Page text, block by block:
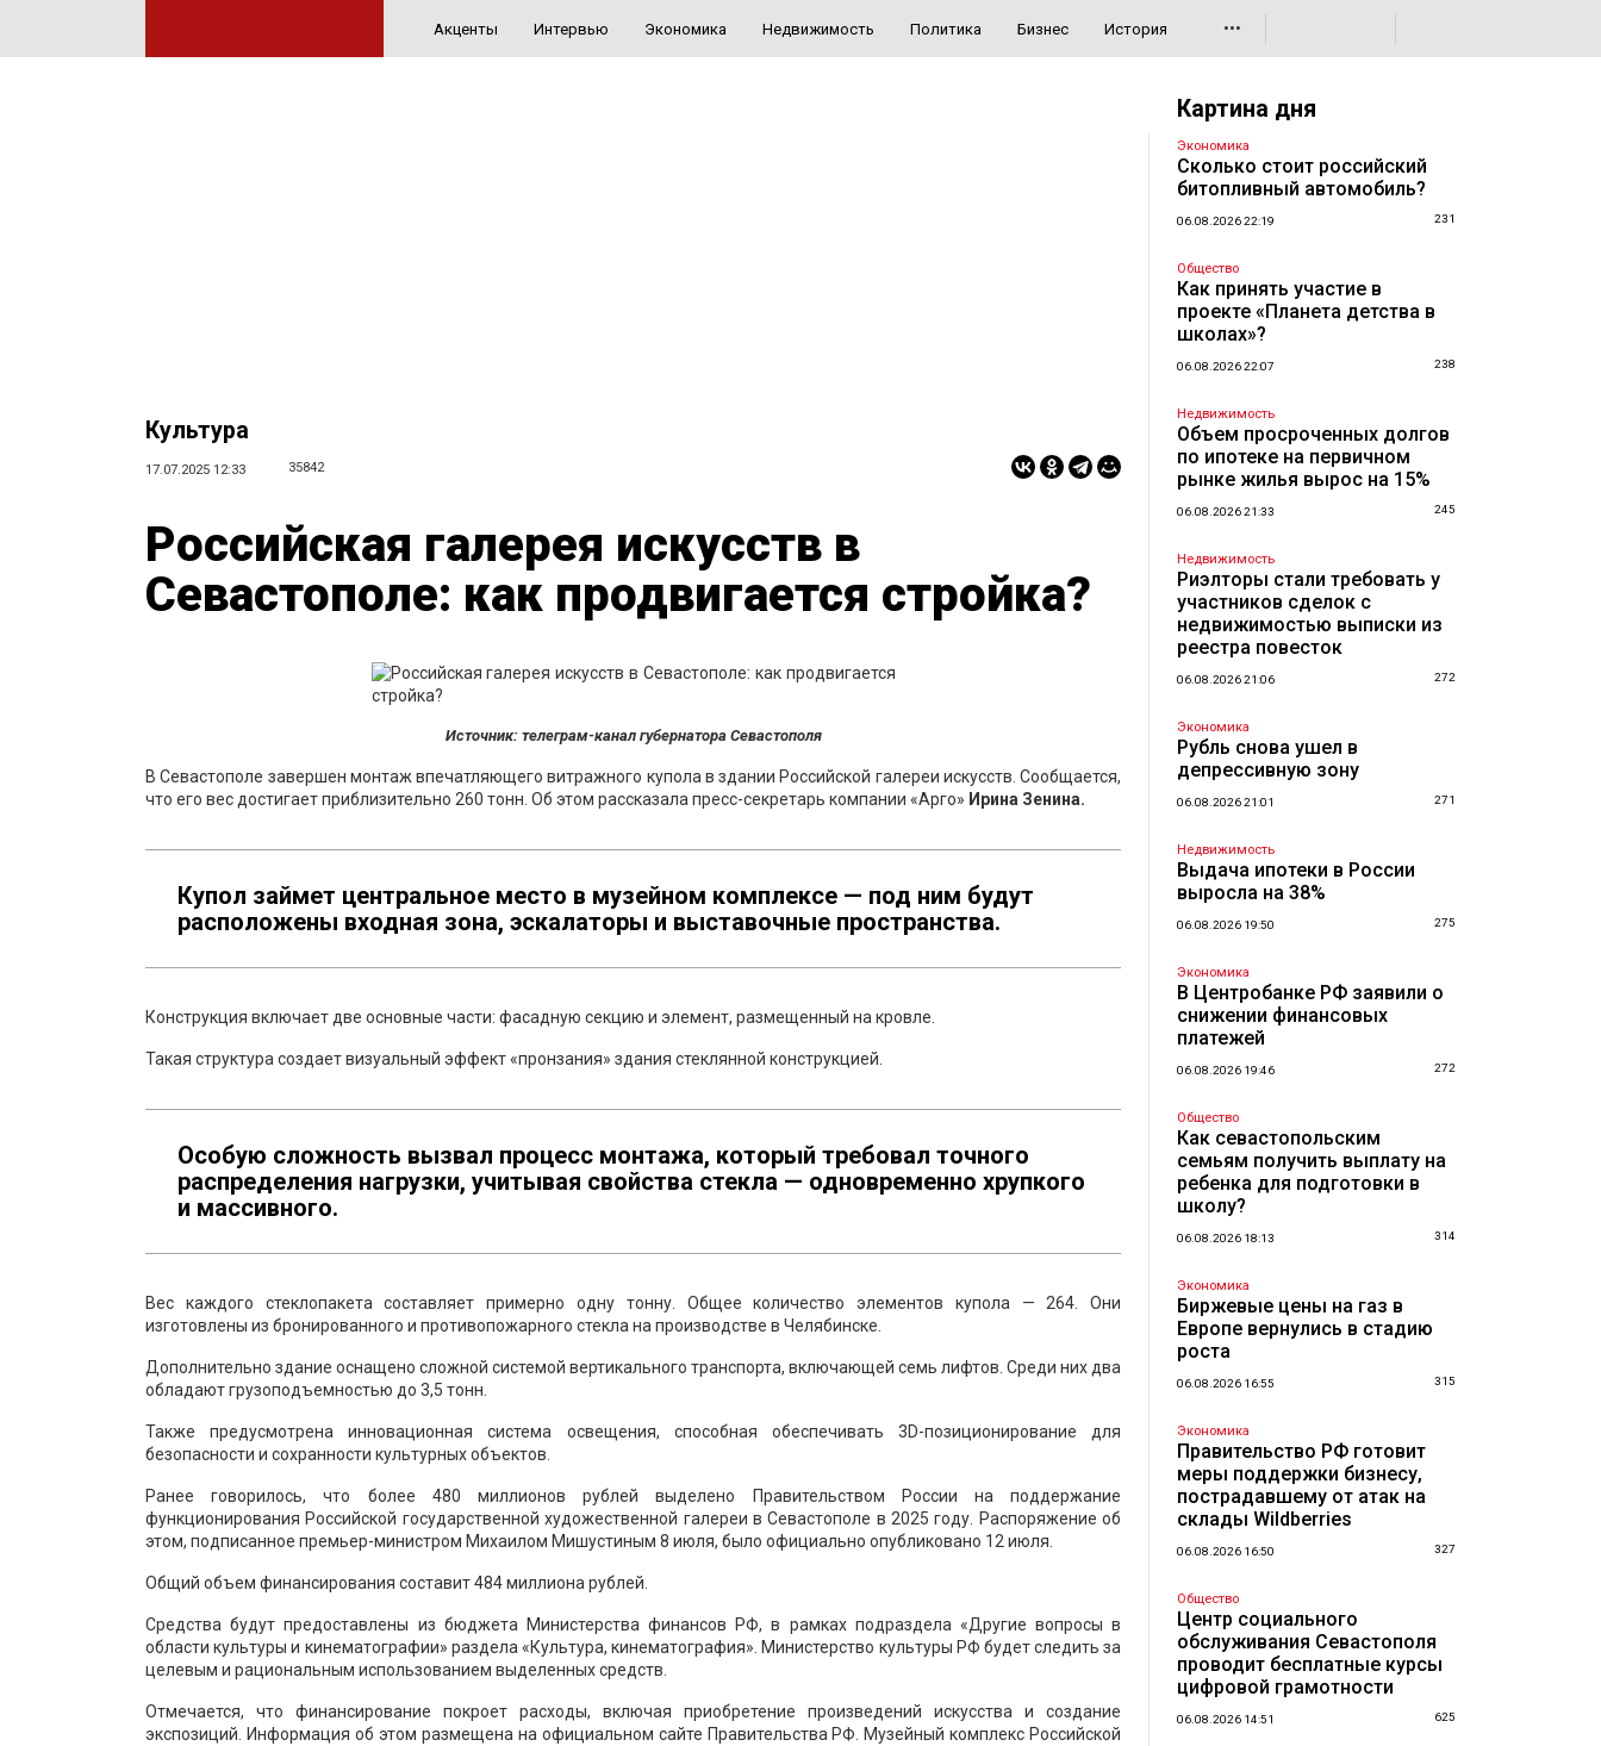
Акценты Интервью Экономика Недвижимость Политика Бизнес История •••
Культура
17.07.2025 12:33 35842
Российская галерея искусств в
Севастополе: как продвигается стройка?
Источник: телеграм-канал губернатора Севастополя
В Севастополе завершен монтаж впечатляющего витражного купола в здании Российской галереи искусств. Сообщается,
что его вес достигает приблизительно 260 тонн. Об этом рассказала пресс-секретарь компании «Арго» Ирина Зенина.
Купол займет центральное место в музейном комплексе — под ним будут
расположены входная зона, эскалаторы и выставочные пространства.
Конструкция включает две основные части: фасадную секцию и элемент, размещенный на кровле.
Такая структура создает визуальный эффект «пронзания» здания стеклянной конструкцией.
Особую сложность вызвал процесс монтажа, который требовал точного
распределения нагрузки, учитывая свойства стекла — одновременно хрупкого
и массивного.
Вес каждого стеклопакета составляет примерно одну тонну. Общее количество элементов купола — 264. Они
изготовлены из бронированного и противопожарного стекла на производстве в Челябинске.
Дополнительно здание оснащено сложной системой вертикального транспорта, включающей семь лифтов. Среди них два
обладают грузоподъемностью до 3,5 тонн.
Также предусмотрена инновационная система освещения, способная обеспечивать 3D-позиционирование для
безопасности и сохранности культурных объектов.
Ранее говорилось, что более 480 миллионов рублей выделено Правительством России на поддержание
функционирования Российской государственной художественной галереи в Севастополе в 2025 году. Распоряжение об
этом, подписанное премьер-министром Михаилом Мишустиным 8 июля, было официально опубликовано 12 июля.
Общий объем финансирования составит 484 миллиона рублей.
Средства будут предоставлены из бюджета Министерства финансов РФ, в рамках подраздела «Другие вопросы в
области культуры и кинематографии» раздела «Культура, кинематография». Министерство культуры РФ будет следить за
целевым и рациональным использованием выделенных средств.
Отмечается, что финансирование покроет расходы, включая приобретение произведений искусства и создание
экспозиций. Информация об этом размещена на официальном сайте Правительства РФ. Музейный комплекс Российской
Картина дня
Экономика
Сколько стоит российский
битопливный автомобиль?
06.08.2026 22:19 231
Общество
Как принять участие в
проекте «Планета детства в
школах»?
06.08.2026 22:07 238
Недвижимость
Объем просроченных долгов
по ипотеке на первичном
рынке жилья вырос на 15%
06.08.2026 21:33 245
Недвижимость
Риэлторы стали требовать у
участников сделок с
недвижимостью выписки из
реестра повесток
06.08.2026 21:06 272
Экономика
Рубль снова ушел в
депрессивную зону
06.08.2026 21:01 271
Недвижимость
Выдача ипотеки в России
выросла на 38%
06.08.2026 19:50 275
Экономика
В Центробанке РФ заявили о
снижении финансовых
платежей
06.08.2026 19:46 272
Общество
Как севастопольским
семьям получить выплату на
ребенка для подготовки в
школу?
06.08.2026 18:13 314
Экономика
Биржевые цены на газ в
Европе вернулись в стадию
роста
06.08.2026 16:55 315
Экономика
Правительство РФ готовит
меры поддержки бизнесу,
пострадавшему от атак на
склады Wildberries
06.08.2026 16:50 327
Общество
Центр социального
обслуживания Севастополя
проводит бесплатные курсы
цифровой грамотности
06.08.2026 14:51 625